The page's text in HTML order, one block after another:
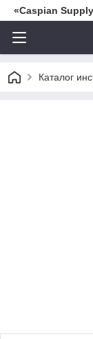
«Caspian
Каталог